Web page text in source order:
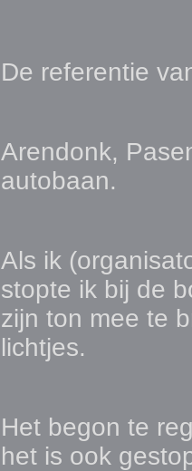
De referentie
Arendonk,
autobaan.
Als ik
stopte ik bij de
zijn ton mee te
lichtjes.
Het begon te
het is ook